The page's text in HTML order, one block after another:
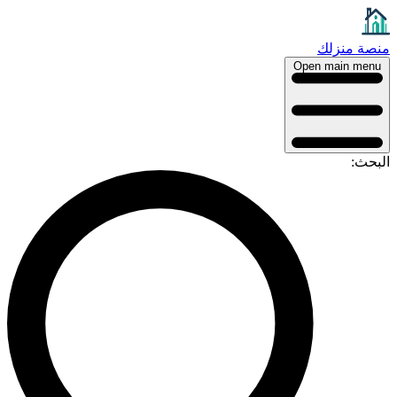
منصة منزلك
Open main menu
البحث: